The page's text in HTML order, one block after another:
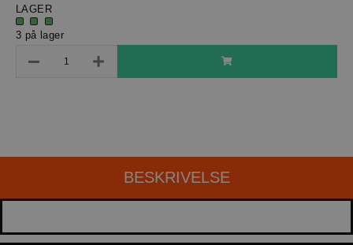
LAGER
3 på lager
BESKRIVELSE